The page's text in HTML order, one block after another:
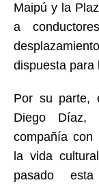
Maipú y la
a
dispuesta para
Por su parte,
Diego Díaz,
compañía con
la vida
pasado